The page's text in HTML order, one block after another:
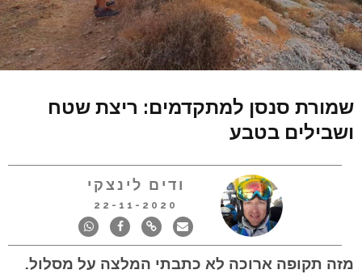
שמורת סנסן למתקדמים: ריצת שטח
ושבילים בטבע
ודים לינצקי
22-11-2020
מזה תקופה ארוכה לא כתבתי המלצה על מסלול.